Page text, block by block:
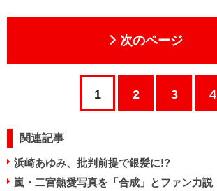
次のページ
1 2 3 4
関連記事
浜崎あゆみ、批判前提で銀髪に!?
嵐・二宮熱愛写真を「合成」とファン力説